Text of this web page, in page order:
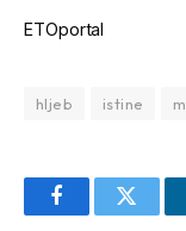
ETOportal
hljeb istine
FacebookTwitter